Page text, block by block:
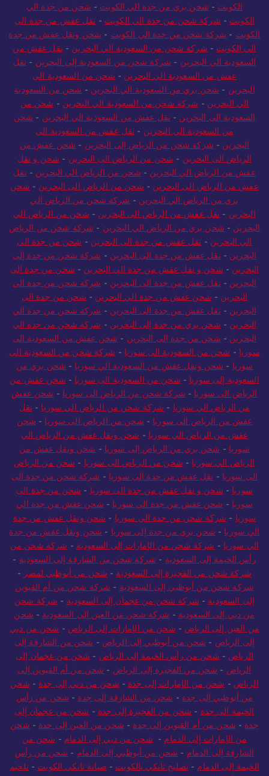
الكويت - شحن بري من جدة الي الكويت - شحن من جدة الي
الكويت - شركة شحن من جدة الي الكويت - نقل عفش من جدة الى
الكويت - شركة شحن من جدة الي الكويت - شحن ونقل عفش من جدة
الي الكويت - شركة شحن من السعودية الي البحرين - نقل عفش من
السعودية الي البحرين - شركة شحن من السعودية إلى البحرين - نقل
عفش من السعودية الي البحرين - شحن من السعودية الى
البحرين - شحن بري من السعودية الي البحرين - شحن من السعودية
الي البحرين - شركة شحن من السعودية الي البحرين - شحن من
السعودية الى البحرين - نقل عفش من السعودية الي البحرين - شحن
من السعودية الي البحرين - نقل عفش من السعودية الي
البحرين - شركة شحن من الرياض إلى البحرين - شحن عفش من
الرياض الى البحرين - شحن من الرياض الى البحرين - شحن و نقل
عفش من الرياض الي البحرين - شحن من الرياض الي البحرين - نقل
عفش من الرياض الى البحرين - شحن من الرياض الى البحرين - شحن
بري من الرياض الي البحرين - شركة شحن من الرياض الي
البحرين - نقل عفش من الرياض الى البحرين - شحن من الرياض الي
البحرين - شحن بري من الرياض الي البحرين - شركة شحن من الرياض
الي البحرين - نقل عفش من جدة الى البحرين - شحن من جدة الي
البحرين - نقل عفش من جدة الى البحرين - شركة شحن من جدة إلى
البحرين - شحن و نقل عفش من جدة الي البحرين - شحن من جدة الى
البحرين - نقل عفش من جدة الى البحرين - شركة شحن من جدة الي
البحرين - شحن عفش من جدة الي البحرين - شحن من جدة الى
البحرين - نقل عفش من جدة الى البحرين - شركة شحن من جدة الي
البحرين - شحن بري من جدة إلى البحرين - شركة شحن من جدة الي
البحرين - شحن من جدة الى البحرين - شحن عفش من السعودية الى
سوريا - شحن من السعودية الى سوريا - شركة شحن من السعودية الى
سوريا - شحن ونقل عفش من السعودية الي سوريا - شحن بري من
السعودية إلى سوريا - شحن من السعودية الى سوريا - شحن عفش من
الرياض الى سوريا - شركة شحن من الرياض الى سوريا - شحن عفش
من الرياض الي سوريا - شركة شحن من الرياض الي سوريا - نقل
عفش من الرياض الى سوريا - شحن من الرياض الى سوريا - شحن
عفش من الرياض الي سوريا - شحن ونقل عفش من الرياض الي
سوريا - شحن بري من الرياض إلى سوريا - شحن ونقل عفش من
الرياض الي سوريا - شحن من الرياض الى سوريا - شحن من الرياض
الى سوريا - نقل عفش من جدة الى سوريا - شركة شحن من جدة الى
سوريا - شحن و نقل عفش من جدة الى سوريا - شحن من جدة الى
سوريا - شحن عفش من جدة الى سوريا - شحن عفش من جدة الي
سوريا - شركة شحن من جدة الي سوريا - شحن ونقل عفش من جدة
الي سوريا - شحن بري من جدة إلى سوريا - شحن ونقل عفش من جدة
الي سوريا - شركة شحن من الإمارات إلى السعودية - شركة شحن من
رأس الخيمة إلى السعودية - شركة شحن من الشارقة إلى السعودية -
شركة شحن من الفجيرة إلى السعودية - شحن من أبوظبي لمصر -
شركة شحن من أبوظبي إلى السعودية - شركة شحن من أم القيوين
إلى السعودية - شركة شحن من عجمان إلى السعودية - شركة شحن
من دبي إلى السعودية - شركة شحن من العين إلى السعودية - شحن
من العين إلى الرياض - شحن من الإمارات إلى الرياض - شحن من دبي
إلى الرياض - شحن من أبوظبي إلى الرياض - شحن من الشارقة إلى
الرياض - شحن من رأس الخيمة إلى الرياض - شحن من عجمان إلى
الرياض - شحن من الفجيرة إلى الرياض - شحن من أم القيوين إلى
الرياض - شحن من الإمارات إلى جدة - شحن من دبي إلى جدة - شحن
من أبوظبي إلى جدة - شحن من الشارقة إلى جدة - شحن من رأس
الخيمة الى جدة - شحن من الفجيرة إلى جدة - شحن من عجمان إلى
جدة - شحن من أم القيوين إلى جدة - شحن من العين إلى جدة - شحن
من الإمارات إلى الدمام - شحن من دبي إلى الدمام - شحن من
الشارقة إلى الدمام - شحن من أبوظبي إلى الدمام - شحن من رأس
الخيمة إلى الدمام -تصليح تانكي بالكويت - صيانة تانكي الكويت -تلحيم